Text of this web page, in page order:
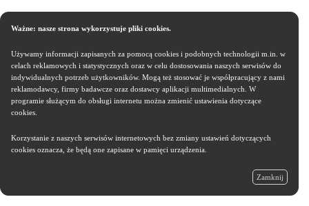
Ważne: nasze strona wykorzystuje pliki cookies.
Używamy informacji zapisanych za pomocą cookies i podobnych technologii m.in. w
celach reklamowych i statystycznych oraz w celu dostosowania naszych serwisów do
indywidualnych potrzeb użytkowników. Mogą też stosować je współpracujący z nami
reklamodawcy, firmy badawcze oraz dostawcy aplikacji multimedialnych. W
programie służącym do obsługi internetu można zmienić ustawienia dotyczące
cookies.
Korzystanie z naszych serwisów internetowych bez zmiany ustawień dotyczących
cookies oznacza, że będą one zapisane w pamięci urządzenia.
Zamknij